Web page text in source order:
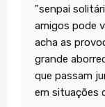
"senpai
amigos pode
acha as
grande
que passam
em situações